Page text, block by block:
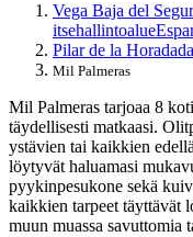
Vega Baja del
itsehallintoalue
Pilar de la Horadada
Mil Palmeras
Mil Palmeras tarjoaa 8
täydellisesti matkaasi.
ystävien tai kaikkien
löytyvät haluamasi
pyykinpesukone sekä
kaikkien tarpeet täyttävät
muun muassa savuttomia